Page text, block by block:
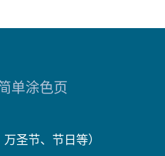
单涂色页
圣节、节日等）